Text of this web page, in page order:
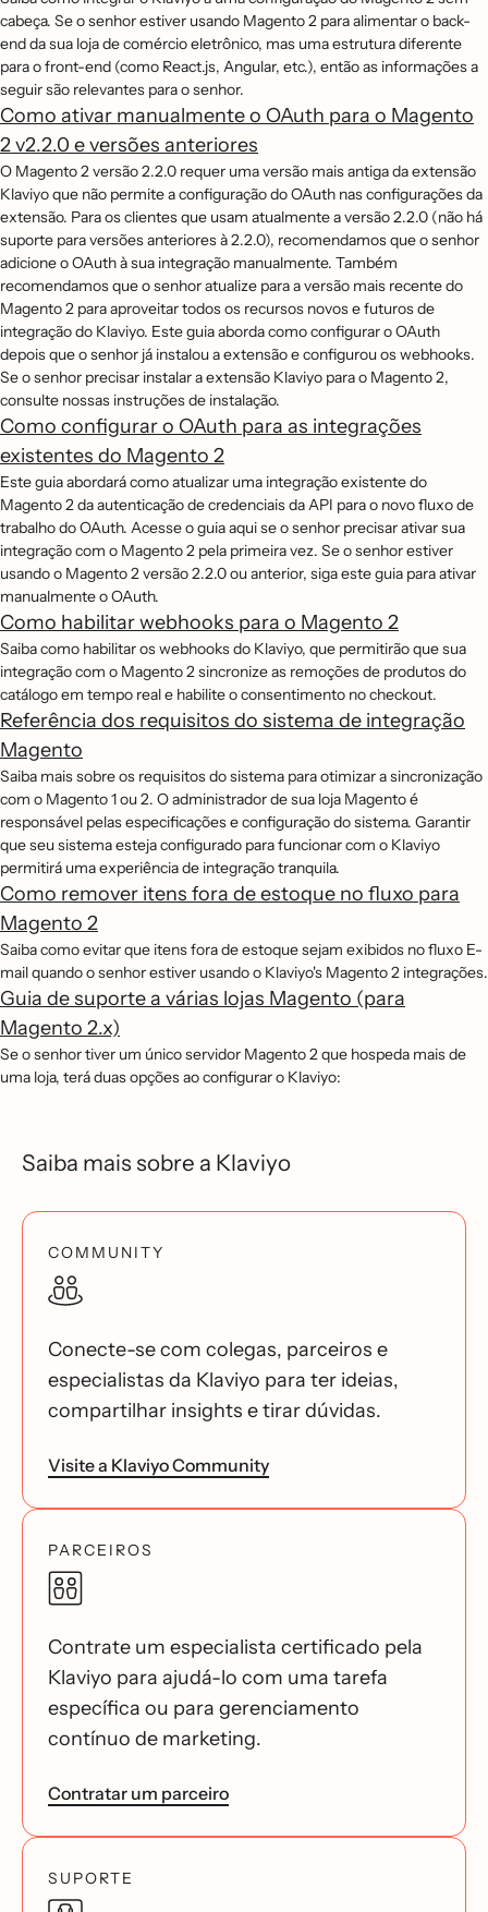
cabeça. Se o senhor estiver usando Magento 2 para alimentar o back-
end da sua loja de comércio eletrônico, mas uma estrutura diferente
para o front-end (como React.js, Angular, etc.), então as informações a
seguir são relevantes para o senhor.
Como ativar manualmente o OAuth para o Magento
2 v2.2.0 e versões anteriores
O Magento 2 versão 2.2.0 requer uma versão mais antiga da extensão
Klaviyo que não permite a configuração do OAuth nas configurações da
extensão. Para os clientes que usam atualmente a versão 2.2.0 (não há
suporte para versões anteriores à 2.2.0), recomendamos que o senhor
adicione o OAuth à sua integração manualmente. Também
recomendamos que o senhor atualize para a versão mais recente do
Magento 2 para aproveitar todos os recursos novos e futuros de
integração do Klaviyo. Este guia aborda como configurar o OAuth
depois que o senhor já instalou a extensão e configurou os webhooks.
Se o senhor precisar instalar a extensão Klaviyo para o Magento 2,
consulte nossas instruções de instalação.
Como configurar o OAuth para as integrações
existentes do Magento 2
Este guia abordará como atualizar uma integração existente do
Magento 2 da autenticação de credenciais da API para o novo fluxo de
trabalho do OAuth. Acesse o guia aqui se o senhor precisar ativar sua
integração com o Magento 2 pela primeira vez. Se o senhor estiver
usando o Magento 2 versão 2.2.0 ou anterior, siga este guia para ativar
manualmente o OAuth.
Como habilitar webhooks para o Magento 2
Saiba como habilitar os webhooks do Klaviyo, que permitirão que sua
integração com o Magento 2 sincronize as remoções de produtos do
catálogo em tempo real e habilite o consentimento no checkout.
Referência dos requisitos do sistema de integração
Magento
Saiba mais sobre os requisitos do sistema para otimizar a sincronização
com o Magento 1 ou 2. O administrador de sua loja Magento é
responsável pelas especificações e configuração do sistema. Garantir
que seu sistema esteja configurado para funcionar com o Klaviyo
permitirá uma experiência de integração tranquila.
Como remover itens fora de estoque no fluxo para
Magento 2
Saiba como evitar que itens fora de estoque sejam exibidos no fluxo E-
mail quando o senhor estiver usando o Klaviyo's Magento 2 integrações.
Guia de suporte a várias lojas Magento (para
Magento 2.x)
Se o senhor tiver um único servidor Magento 2 que hospeda mais de
uma loja, terá duas opções ao configurar o Klaviyo:
Saiba mais sobre a Klaviyo
COMMUNITY
Conecte-se com colegas, parceiros e
especialistas da Klaviyo para ter ideias,
compartilhar insights e tirar dúvidas.
Visite a Klaviyo Community
PARCEIROS
Contrate um especialista certificado pela
Klaviyo para ajudá-lo com uma tarefa
específica ou para gerenciamento
contínuo de marketing.
Contratar um parceiro
SUPORTE